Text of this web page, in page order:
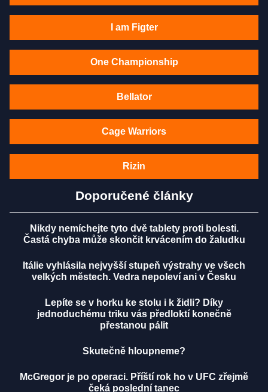
I am Figter
One Championship
Bellator
Cage Warriors
Rizin
Doporučené články
Nikdy nemíchejte tyto dvě tablety proti bolesti.
Častá chyba může skončit krvácením do žaludku
Itálie vyhlásila nejvyšší stupeň výstrahy ve všech
velkých městech. Vedra nepoleví ani v Česku
Lepíte se v horku ke stolu i k židli? Díky
jednoduchému triku vás předloktí konečně
přestanou pálit
Skutečně hloupneme?
McGregor je po operaci. Příští rok ho v UFC zřejmě
čeká poslední tanec